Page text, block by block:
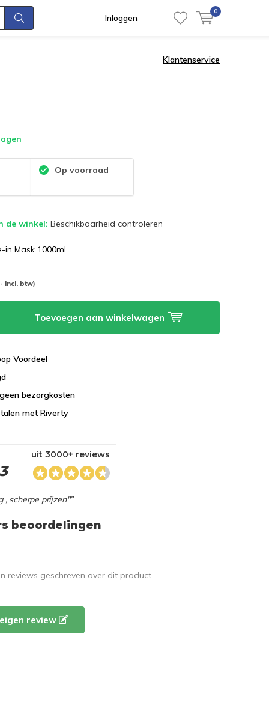
Inloggen
0
Klantenservice
Op voorraad
de winkel:Beschikbaarheid controleren
in Mask 1000ml
Incl. btw)
Toevoegen aan winkelwagen
Voordeel
bezorgkosten
met Riverty
uit 3000+ reviews
, scherpe prijzen"”
beoordelingen
reviews geschreven over dit product.
review